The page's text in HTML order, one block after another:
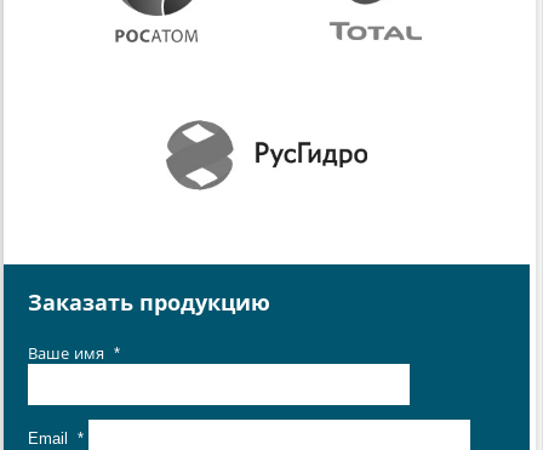
Заказать продукцию
Ваше имя *
Email *